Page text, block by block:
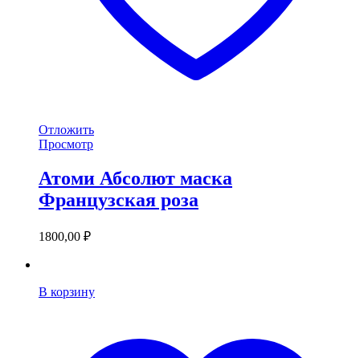
Отложить
Просмотр
Атоми Абсолют маска
Французская роза
1800,00 ₽
В корзину